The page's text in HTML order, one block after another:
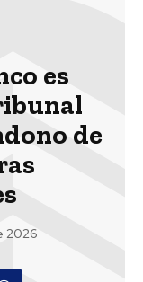
es
de
2026